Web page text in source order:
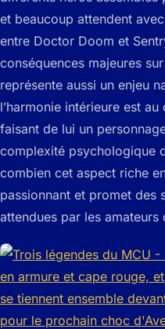
et beaucoup attendent
entre Doctor Doom et
conséquences majeures
représente aussi un enjeu
l’harmonie intérieure est
faisant de lui un
complexité psychologique
combien cet aspect riche
passionnant et promet des
attendues par les amateurs